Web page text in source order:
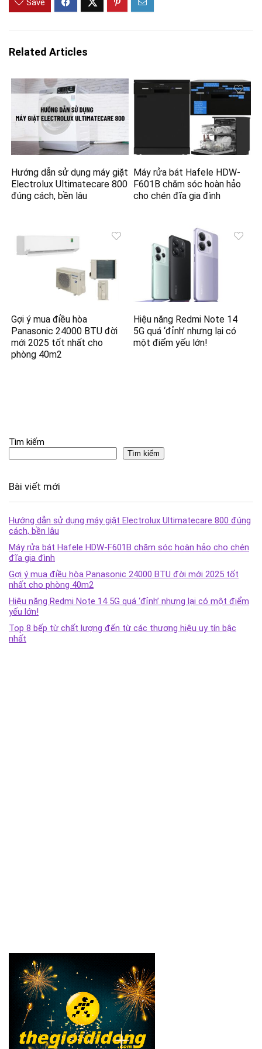
Save
Related Articles
Hướng dẫn sử dụng máy giặt
Electrolux Ultimatecare 800
đúng cách, bền lâu
Máy rửa bát Hafele HDW-
F601B chăm sóc hoàn hảo
cho chén đĩa gia đình
Gợi ý mua điều hòa
Panasonic 24000 BTU đời
mới 2025 tốt nhất cho
phòng 40m2
Hiệu năng Redmi Note 14
5G quá ‘đỉnh’ nhưng lại có
một điểm yếu lớn!
Tìm kiếm
Tìm kiếm
Bài viết mới
Hướng dẫn sử dụng máy giặt Electrolux Ultimatecare 800 đúng
cách, bền lâu
Máy rửa bát Hafele HDW-F601B chăm sóc hoàn hảo cho chén
đĩa gia đình
Gợi ý mua điều hòa Panasonic 24000 BTU đời mới 2025 tốt
nhất cho phòng 40m2
Hiệu năng Redmi Note 14 5G quá ‘đỉnh’ nhưng lại có một điểm
yếu lớn!
Top 8 bếp từ chất lượng đến từ các thương hiệu uy tín bậc
nhất